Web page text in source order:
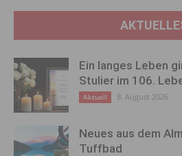
Ein langes Leben
Stulier im 106.
Aktuell 8. August 2026
Neues aus dem
Tuffbad